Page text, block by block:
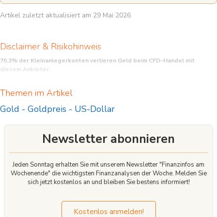
Artikel zuletzt aktualisiert am 29 Mai 2026
Disclaimer & Risikohinweis
70,3% der Kleinanlegerkonten verlieren Geld beim CFD-Handel mit
diesem Anbieter.
hohes Risiko, schnell Geld zu verlieren. Sie sollten überlegen, ob Sie verstehen,
einzugehen, Ihr Geld zu verlieren.
Themen im Artikel
Gold - Goldpreis - US-Dollar
Newsletter abonnieren
Jeden Sonntag erhalten Sie mit unserem Newsletter "Finanzinfos am
Wochenende" die wichtigsten Finanzanalysen der Woche. Melden Sie
sich jetzt kostenlos an und bleiben Sie bestens informiert!
Kostenlos anmelden!